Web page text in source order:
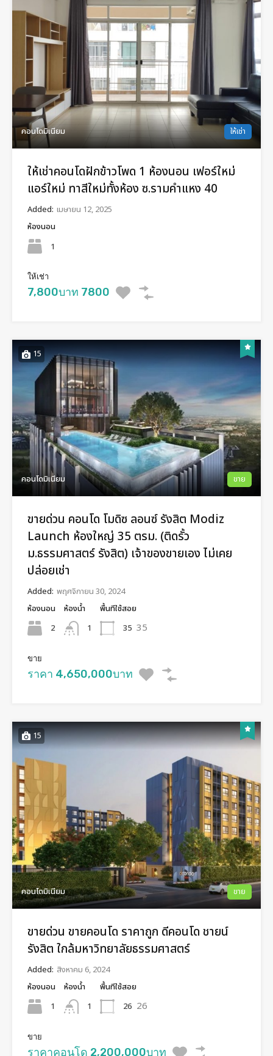
คอนโดมิเนียม ให้เช่า
ให้เช่าคอนโดฝักข้าวโพด 1 ห้องนอน เฟอร์ใหม่
แอร์ใหม่ ทาสีใหม่ทั้งห้อง ซ.รามคำแหง 40
Added: เมษายน 12, 2025
ห้องนอน
1
ให้เช่า
7,800บาท 7800
15
คอนโดมิเนียม ขาย
ขายด่วน คอนโด โมดิซ ลอนซ์ รังสิต Modiz
Launch ห้องใหญ่ 35 ตรม. (ติดรั้ว
ม.ธรรมศาสตร์ รังสิต) เจ้าของขายเอง ไม่เคย
ปล่อยเช่า
Added: พฤศจิกายน 30, 2024
ห้องนอน
2
ห้องน้ำ
1
พื้นทีใช้สอย
35 35
ขาย
ราคา 4,650,000บาท
15
คอนโดมิเนียม ขาย
ขายด่วน ขายคอนโด ราคาถูก ดีคอนโด ชายน์
รังสิต ใกล้มหาวิทยาลัยธรรมศาสตร์​
Added: สิงหาคม 6, 2024
ห้องนอน
1
ห้องน้ำ
1
พื้นทีใช้สอย
26 26
ขาย
ราคาคอนโด 2,200,000บาท